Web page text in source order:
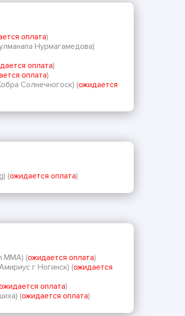
оплата)
Нурмагамедова)
оплата)
оплата)
Солнечногоск) (ожидается
(ожидается оплата)
MMA) (ожидается оплата)
г Ногинск) (ожидается
оплата)
(ожидается оплата)